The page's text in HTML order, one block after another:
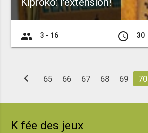
Kiproko: l'extension!
group 3 - 16 access_time 30
chevron_left 65 66 67 68 69 70
K fée des jeux